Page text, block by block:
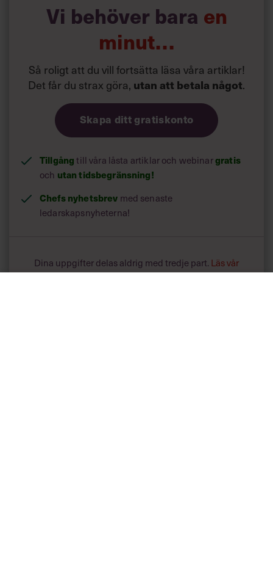
Vi behöver bara en
minut…
Så roligt att du vill fortsätta läsa våra artiklar!
Det får du strax göra, utan att betala något.
Skapa ditt gratiskonto
Tillgångtill våra låsta artiklar och webinargratis
och utan tidsbegränsning!
Chefs nyhetsbrev med senaste
ledarskapsnyheterna!
Dina uppgifter delas aldrig med tredje part. Läs vår